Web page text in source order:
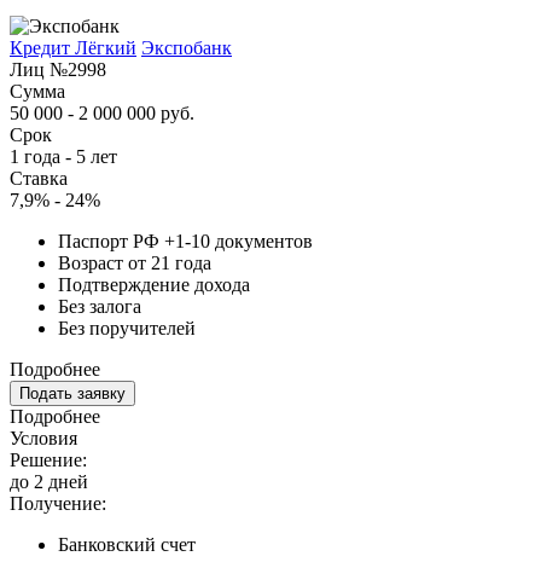
Кредит Лёгкий Экспобанк
Лиц №2998
Сумма
50 000 - 2 000 000 руб.
Срок
1 года - 5 лет
Ставка
7,9% - 24%
Паспорт РФ +1-10 документов
Возраст от 21 года
Подтверждение дохода
Без залога
Без поручителей
Подробнее
Подать заявку
Подробнее
Условия
Решение:
до 2 дней
Получение:
Банковский счет